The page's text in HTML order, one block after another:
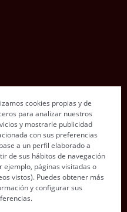
cookies propias y de
para analizar nuestros
y mostrarle publicidad
con sus preferencias
a un perfil elaborado a
de sus hábitos de navegación
ejemplo, páginas visitadas o
vistos). Puedes obtener más
y configurar sus